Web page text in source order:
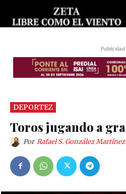
Publicidad
DEPORTEZ
Toros jugando a
Por Rafael S. González Martínez